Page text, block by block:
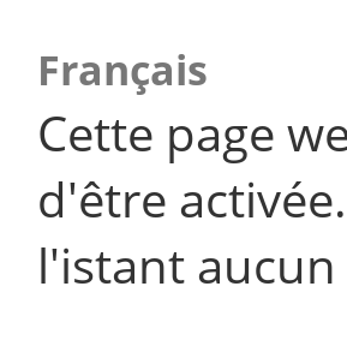
Français
Cette page
d'être
l'istant